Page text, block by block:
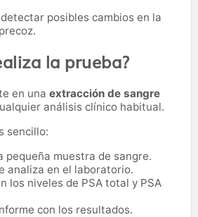
posibles cambios en la
la prueba?
en una extracción de sangre
análisis clínico habitual.
sencillo:
pequeña muestra de sangre.
analiza en el laboratorio.
los niveles de PSA total y PSA
con los resultados.